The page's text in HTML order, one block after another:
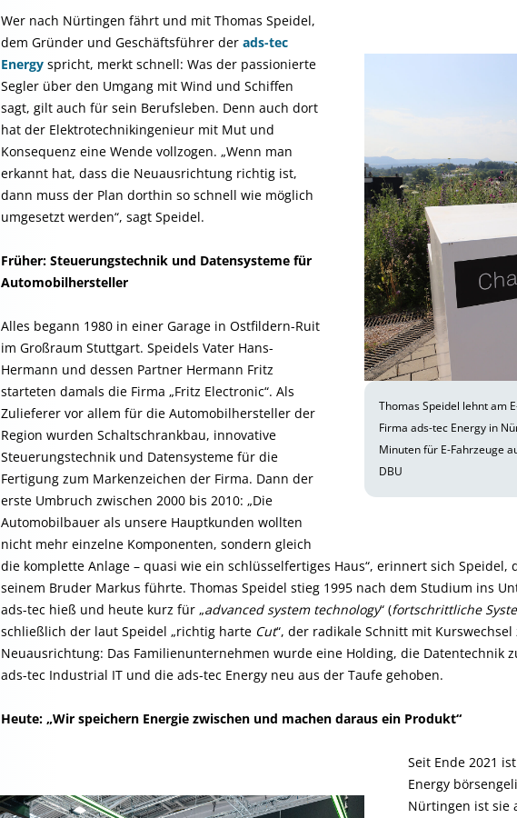
Thomas Speidel lehnt am
Firma ads-tec Energy in
Minuten für E-Fahrzeuge
DBU
Wer nach Nürtingen fährt und mit Thomas Speidel,
dem Gründer und Geschäftsführer der ads-tec
Energy spricht, merkt schnell: Was der passionierte
Segler über den Umgang mit Wind und Schiffen
sagt, gilt auch für sein Berufsleben. Denn auch dort
hat der Elektrotechnikingenieur mit Mut und
Konsequenz eine Wende vollzogen. „Wenn man
erkannt hat, dass die Neuausrichtung richtig ist,
dann muss der Plan dorthin so schnell wie möglich
umgesetzt werden“, sagt Speidel.
Früher: Steuerungstechnik und Datensysteme für
Automobilhersteller
Alles begann 1980 in einer Garage in Ostfildern-Ruit
im Großraum Stuttgart. Speidels Vater Hans-
Hermann und dessen Partner Hermann Fritz
starteten damals die Firma „Fritz Electronic“. Als
Zulieferer vor allem für die Automobilhersteller der
Region wurden Schaltschrankbau, innovative
Steuerungstechnik und Datensysteme für die
Fertigung zum Markenzeichen der Firma. Dann der
erste Umbruch zwischen 2000 bis 2010: „Die
Automobilbauer als unsere Hauptkunden wollten
nicht mehr einzelne Komponenten, sondern gleich
die komplette Anlage – quasi wie ein schlüsselfertiges Haus“, erinnert sich Speidel,
seinem Bruder Markus führte. Thomas Speidel stieg 1995 nach dem Studium ins
ads-tec hieß und heute kurz für „advanced system technology“ (fortschrittliche
schließlich der laut Speidel „richtig harte Cut“, der radikale Schnitt mit
Neuausrichtung: Das Familienunternehmen wurde eine Holding, die Datentechnik
ads-tec Industrial IT und die ads-tec Energy neu aus der Taufe gehoben.
Heute: „Wir speichern Energie zwischen und machen daraus ein Produkt“
Seit Ende 2021
Energy
Nürtingen ist sie